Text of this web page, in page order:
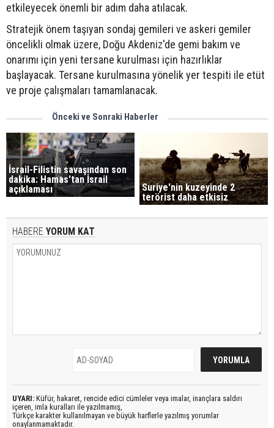
etkileyecek önemli bir adım daha atılacak.
Stratejik önem taşıyan sondaj gemileri ve askeri gemiler
öncelikli olmak üzere, Doğu Akdeniz'de gemi bakım ve
onarımı için yeni tersane kurulması için hazırlıklar
başlayacak. Tersane kurulmasına yönelik yer tespiti ile etüt
ve proje çalışmaları tamamlanacak.
Önceki ve Sonraki Haberler
İsrail-Filistin savaşından son
dakika: Hamas'tan İsrail
açıklaması
Suriye'nin kuzeyinde 2
terörist daha etkisiz
HABERE YORUM KAT
UYARI: Küfür, hakaret, rencide edici cümleler veya imalar, inançlara saldırı
içeren, imla kuralları ile yazılmamış,
Türkçe karakter kullanılmayan ve büyük harflerle yazılmış yorumlar
onaylanmamaktadır.